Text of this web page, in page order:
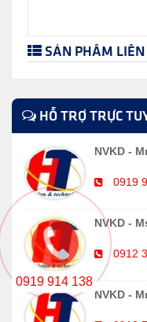
SẢN PHẨM LIÊN
HỖ TRỢ TRỰC
NVKD -
0919
NVKD -
0912
NVKD -
0919 914 138